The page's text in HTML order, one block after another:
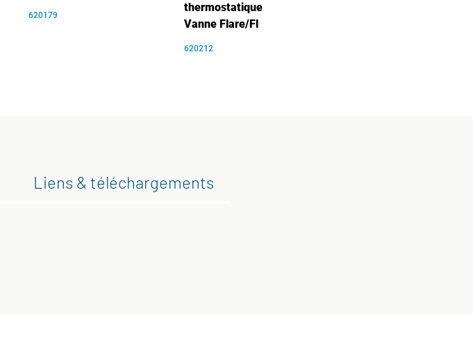
620179
thermostatique
Vanne Flare/Fl
620212
Liens & téléchargements